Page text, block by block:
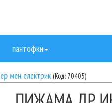
пантофки
мен електрик (Код: 70405)